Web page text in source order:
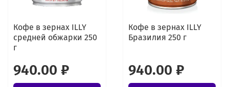
Кофе в зернах ILLY
средней обжарки 250
г
940.00 ₽
Кофе в зернах ILLY
Бразилия 250 г
940.00 ₽